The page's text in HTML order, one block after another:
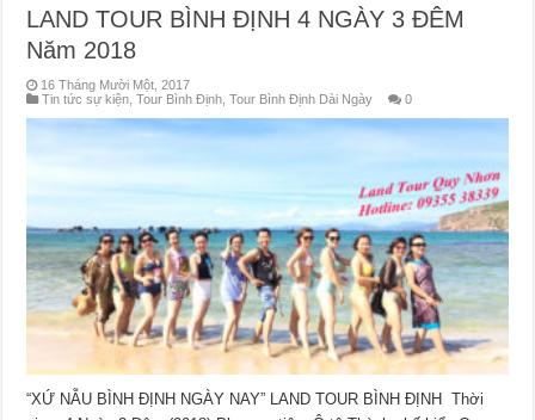
LAND TOUR BÌNH ĐỊNH 4 NGÀY 3 ĐÊM
Năm 2018
16 Tháng Mười Một, 2017
Tin tức sự kiện,Tour Bình Định,Tour Bình Định Dài Ngày 0
“XỨ NẪU BÌNH ĐỊNH NGÀY NAY” LAND TOUR BÌNH ĐỊNH Thời